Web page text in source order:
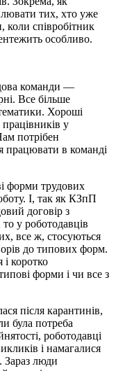
тих, хто уже
коли співробітник
особливо.
команди —
Все більше
Хороші
у
потрібен
працювати в команді
форми трудових
І, так як КЗпП
договір з
у роботодавців
все ж, стосуються
до типових форм.
коротко
форми і чи все з
після карантинів,
була потреба
роботодавці
і намагалися
Зараз люди